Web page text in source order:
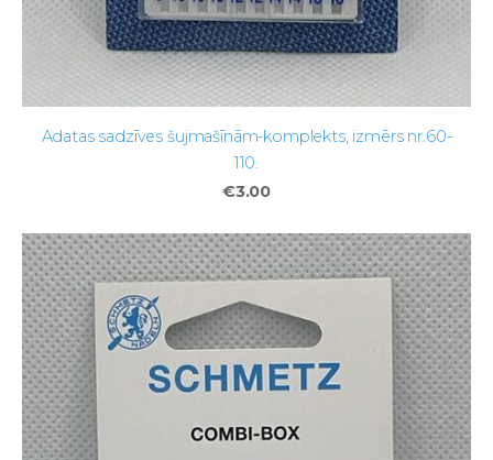
Adatas sadzīves šujmašīnām-komplekts, izmērs nr.60-
110.
€3.00